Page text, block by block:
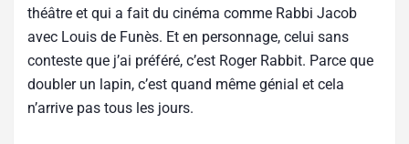
théâtre et qui a fait du cinéma comme Rabbi Jacob
avec Louis de Funès. Et en personnage, celui sans
conteste que j’ai préféré, c’est Roger Rabbit. Parce que
doubler un lapin, c’est quand même génial et cela
n’arrive pas tous les jours.